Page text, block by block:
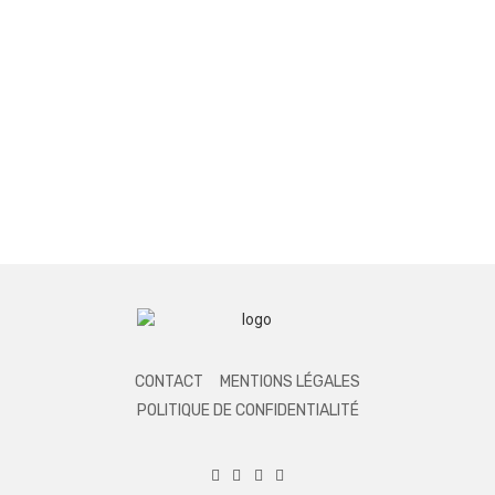
CONTACT
MENTIONS LÉGALES
POLITIQUE DE CONFIDENTIALITÉ